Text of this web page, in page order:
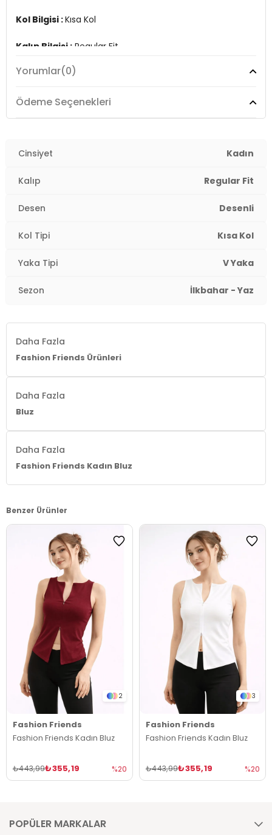
Kol Bilgisi :Kısa Kol
Kalıp Bilgisi : Regular Fit
Üretim Yeri :Türkiye
Yorumlar(0)
Ödeme Seçenekleri
Cinsiyet Kadın
Kalıp Regular Fit
Desen Desenli
Kol Tipi Kısa Kol
Yaka Tipi V Yaka
Sezon İlkbahar - Yaz
Daha Fazla
Fashion Friends Ürünleri
Daha Fazla
Bluz
Daha Fazla
Fashion Friends Kadın Bluz
Benzer Ürünler
2
Fashion Friends
Fashion Friends Kadın Bluz
₺355,19
₺443,99 %20
3
Fashion Friends
Fashion Friends Kadın Bluz
₺355,19
₺443,99 %20
POPÜLER MARKALAR